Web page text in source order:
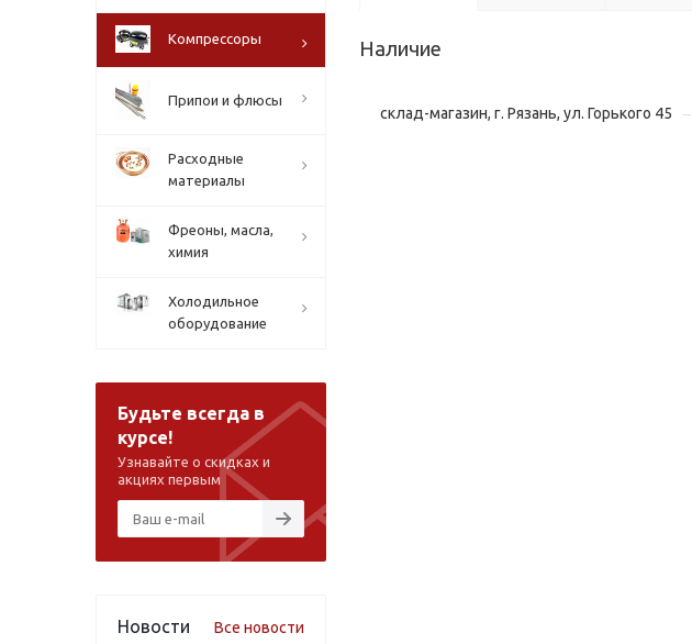
Наличие
склад-магазин, г. Рязань, ул. Горького 45
Компрессоры
Припои и флюсы
Расходные
материалы
Фреоны, масла,
химия
Холодильное
оборудование
Будьте всегда в
курсе!
Узнавайте о скидках и
акциях первым
Новости Все новости